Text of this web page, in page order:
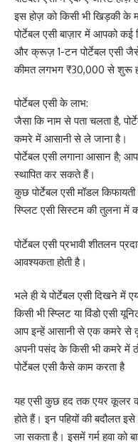
इस होज़ को किसी भी खिड़की के
पोर्टेबल एसी बाज़ार में आपको कई
और क्रूज़ 1-टन पोर्टेबल एसी
कीमत लगभग ₹30,000 से शुरू
पोर्टेबल एसी के लाभ:
जैसा कि नाम से पता चलता है,
कमरे में आसानी से ले जाना है।
पोर्टेबल एसी लगाना आसान है;
स्थापित कर सकते हैं।
कुछ पोर्टेबल एसी मॉडल
स्प्लिट एसी सिस्टम की तुलना में
पोर्टेबल एसी प्रभावी शीतलन
आवश्यकता होती है।
भले ही ये पोर्टेबल एसी दिखने में
किसी भी स्प्लिट या विंडो एसी
आप इन्हें आसानी से एक कमरे
अपनी पसंद के किसी भी कमरे में
पोर्टेबल एसी कैसे काम करता है
यह एसी कुछ हद तक एयर कूलर
होते हैं। इन पहियों की बदौलत
जा सकता है। इसमें गर्म हवा को